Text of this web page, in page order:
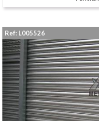
Ref: L005526